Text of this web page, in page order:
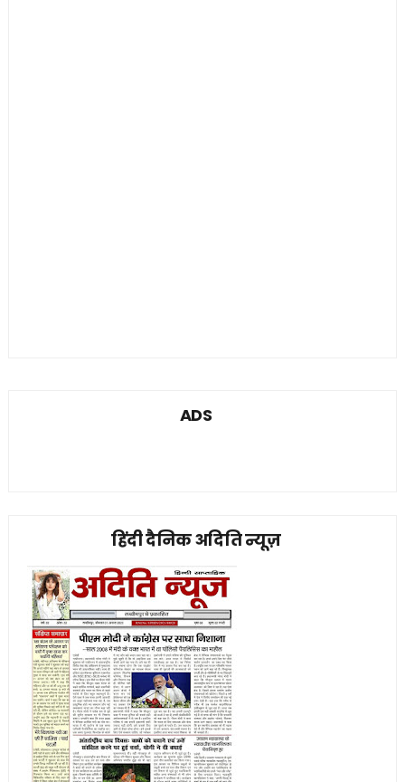
ADS
हिंदी दैनिक अदिति न्यूज़